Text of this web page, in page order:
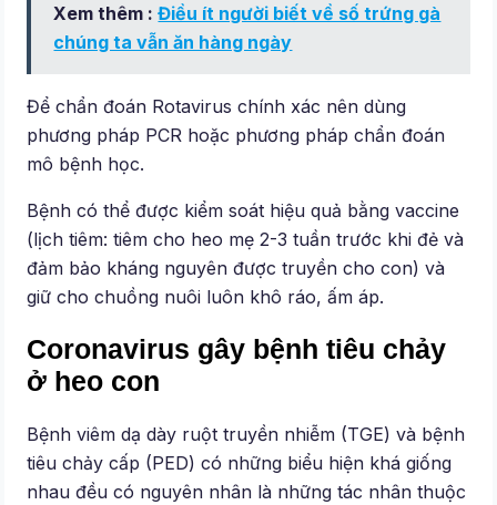
Xem thêm :Điều ít người biết về số trứng gà
chúng ta vẫn ăn hàng ngày
Để chẩn đoán Rotavirus chính xác nên dùng
phương pháp PCR hoặc phương pháp chẩn đoán
mô bệnh học.
Bệnh có thể được kiểm soát hiệu quả bằng vaccine
(lịch tiêm: tiêm cho heo mẹ 2-3 tuần trước khi đẻ và
đảm bảo kháng nguyên được truyền cho con) và
giữ cho chuồng nuôi luôn khô ráo, ấm áp.
Coronavirus gây bệnh tiêu chảy
ở heo con
Bệnh viêm dạ dày ruột truyền nhiễm (TGE) và bệnh
tiêu chảy cấp (PED) có những biểu hiện khá giống
nhau đều có nguyên nhân là những tác nhân thuộc